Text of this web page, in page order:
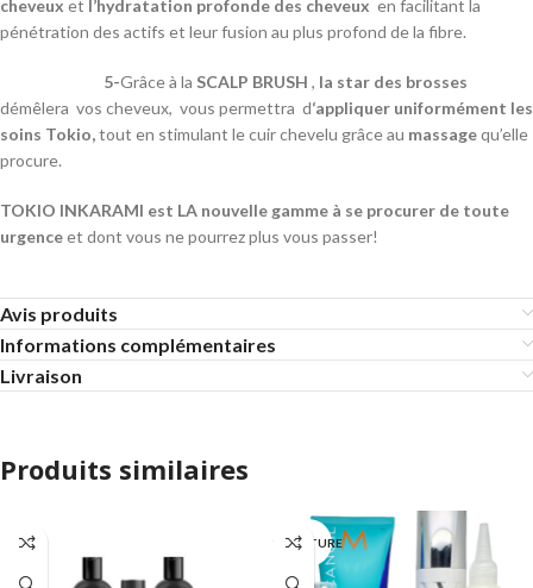
cheveux et l’hydratation profonde des cheveux en facilitant la
pénétration des actifs et leur fusion au plus profond de la fibre.
5-Grâce à la SCALP BRUSH , la star des brosses
démêlera vos cheveux, vous permettra d‘appliquer uniformément les
soins Tokio,tout en stimulant le cuir chevelu grâce au massagequ’elle
procure.
TOKIO INKARAMI est LA nouvelle gamme à se procurer de toute
urgenceet dont vous ne pourrez plus vous passer!
Avis produits
Informations complémentaires
Livraison
Produits similaires
EN RUPTURE